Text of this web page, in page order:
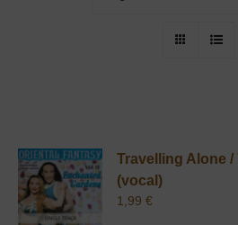
Travelling Alone /
(vocal)
1,99€